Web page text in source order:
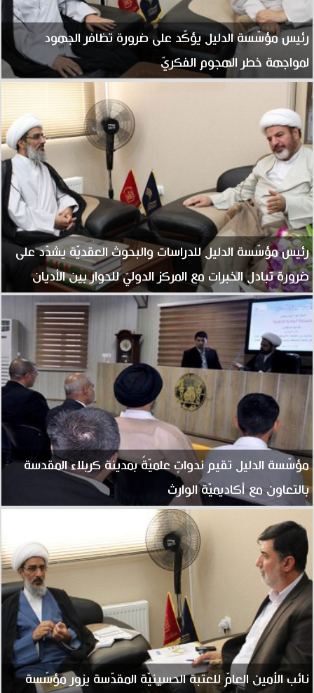
رئيس مؤسّسة الدليل يؤكّد على ضرورة تظافر الجهود
لمواجهة خطر الهجوم الفكريّ
رئيس مؤسّسة الدليل للدراسات والبحوث العقديّة يشدّد على
ضرورة تبادل الخبرات مع المركز الدوليّ للحوار بين الأديان
مؤسّسة الدليل تقيم ندواتٍ علميّةً بمدينة كربلاء المقدسة
بالتعاون مع أكاديميّة الوارث
نائب الأمين العامّ للعتبة الحسينيّة المقدّسة يزور مؤسّسة